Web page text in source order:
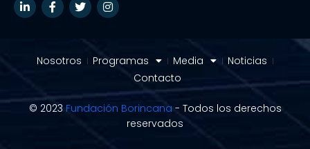
Nosotros Programas Media
Noticias
Contacto
© 2023 Fundación Borincana - Todos los derechos
reservados